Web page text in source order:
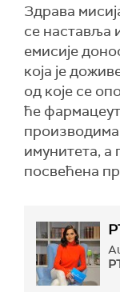
Здрава
се наставља
емисије
која је
од које се
ће
имунитета, а
посвећена